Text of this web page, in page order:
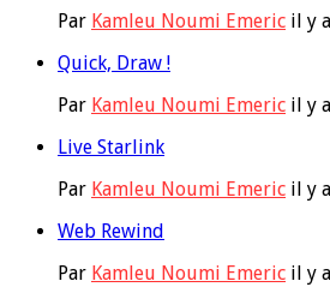
Par Kamleu Noumi Emeric il y
Quick, Draw !
Par Kamleu Noumi Emeric il y
Live Starlink
Par Kamleu Noumi Emeric il y
Web Rewind
Par Kamleu Noumi Emeric il y